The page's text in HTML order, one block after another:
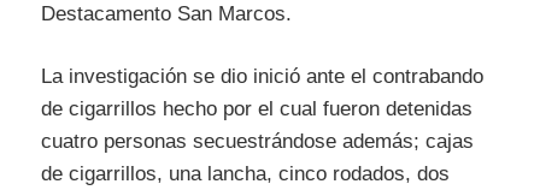
Destacamento San Marcos.
La investigación se dio inició ante el contrabando
de cigarrillos hecho por el cual fueron detenidas
cuatro personas secuestrándose además; cajas
de cigarrillos, una lancha, cinco rodados, dos